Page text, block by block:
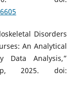
Disorders
An Analytical
Data Analysis,”
2025. doi: